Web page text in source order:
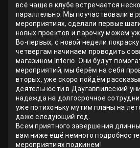
всё чаще в клубе встречается
параллельно. Мы поучаствовали в
мероприятиях, сделали первые
новых проектов и парочку можем
Во-первых, с новой недели
четвергам начинаем проводить
магазином Interio. Они будут
мероприятий, мы берём на себя
вторых, уже скоро пойдём
деятельности в Даугавпилсский
надежда на долгосрочное
уже потихоньку мутим планы на
даже следующий год.
Всем приятного завершения
вам ниже ещё немного
мероприятиях подкинем!